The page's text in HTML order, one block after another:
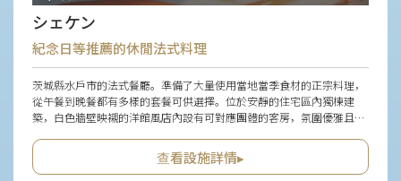
シェケン
紀念日等推薦的休閒法式料理
茨城縣水戶市的法式餐廳。準備了大量使用當地當季食材的正宗料理，
從午餐到晚餐都有多樣的套餐可供選擇。位於安靜的住宅區內獨棟建
築，白色牆壁映襯的洋館風店內設有可對應團體的客房，氛圍優雅且安
能享受充滿非日常感的療癒時光。除了紀念日和聚餐等特別日子外，也
推薦作為平日稍微奢華點綴片刻的場所。
查看設施詳情▸